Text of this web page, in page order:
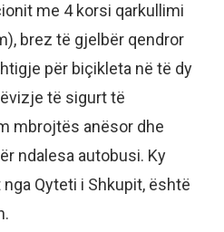
me 4 korsi qarkullimi
brez të gjelbër qendror
për biçikleta në të dy
të sigurt të
mbrojtës anësor dhe
ndalesa autobusi. Ky
Qyteti i Shkupit, është